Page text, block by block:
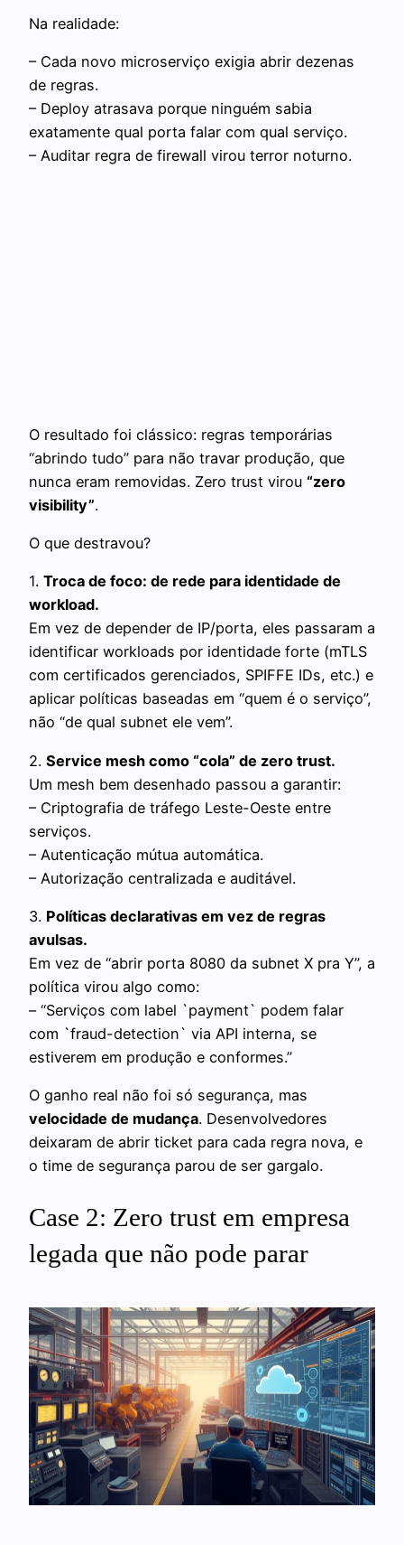
Na realidade:
– Cada novo microserviço exigia abrir dezenas
de regras.
– Deploy atrasava porque ninguém sabia
exatamente qual porta falar com qual serviço.
– Auditar regra de firewall virou terror noturno.
O resultado foi clássico: regras temporárias
“abrindo tudo” para não travar produção, que
nunca eram removidas. Zero trust virou “zero
visibility”.
O que destravou?
1. Troca de foco: de rede para identidade de
workload.
Em vez de depender de IP/porta, eles passaram a
identificar workloads por identidade forte (mTLS
com certificados gerenciados, SPIFFE IDs, etc.) e
aplicar políticas baseadas em “quem é o serviço”,
não “de qual subnet ele vem”.
2. Service mesh como “cola” de zero trust.
Um mesh bem desenhado passou a garantir:
– Criptografia de tráfego Leste-Oeste entre
serviços.
– Autenticação mútua automática.
– Autorização centralizada e auditável.
3. Políticas declarativas em vez de regras
avulsas.
Em vez de “abrir porta 8080 da subnet X pra Y”, a
política virou algo como:
– “Serviços com label `payment` podem falar
com `fraud-detection` via API interna, se
estiverem em produção e conformes.”
O ganho real não foi só segurança, mas
velocidade de mudança. Desenvolvedores
deixaram de abrir ticket para cada regra nova, e
o time de segurança parou de ser gargalo.
Case 2: Zero trust em empresa
legada que não pode parar